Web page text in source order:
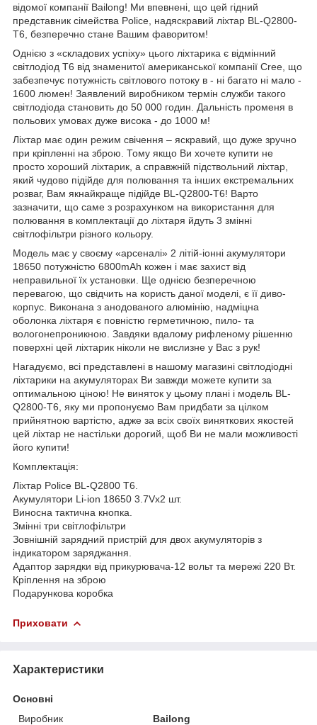
відомої компанії Bailong! Ми впевнені, що цей гідний
представник сімейства Police, надяскравий ліхтар BL-Q2800-
Т6, безперечно стане Вашим фаворитом!
Однією з «складових успіху» цього ліхтарика є відмінний
світлодіод Т6 від знаменитої американської компанії Cree, що
забезпечує потужність світлового потоку в - ні багато ні мало -
1600 люмен! Заявлений виробником термін служби такого
світлодіода становить до 50 000 годин. Дальність променя в
польових умовах дуже висока - до 1000 м!
Ліхтар має один режим свічення – яскравий, що дуже зручно
при кріпленні на зброю. Тому якщо Ви хочете купити не
просто хороший ліхтарик, а справжній підствольний ліхтар,
який чудово підійде для полювання та інших екстремальних
розваг, Вам якнайкраще підійде BL-Q2800-Т6! Варто
зазначити, що саме з розрахунком на використання для
полювання в комплектації до ліхтаря йдуть 3 змінні
світлофільтри різного кольору.
Модель має у своєму «арсеналі» 2 літій-іонні акумулятори
18650 потужністю 6800mAh кожен і має захист від
неправильної їх установки. Ще однією безперечною
перевагою, що свідчить на користь даної моделі, є її диво-
корпус. Виконана з анодованого алюмінію, надміцна
оболонка ліхтаря є повністю герметичною, пило- та
вологонепроникною. Завдяки вдалому рифленому рішенню
поверхні цей ліхтарик ніколи не вислизне у Вас з рук!
Нагадуємо, всі представлені в нашому магазині світлодіодні
ліхтарики на акумуляторах Ви завжди можете купити за
оптимальною ціною! Не виняток у цьому плані і модель BL-
Q2800-Т6, яку ми пропонуємо Вам придбати за цілком
прийнятною вартістю, адже за всіх своїх виняткових якостей
цей ліхтар не настільки дорогий, щоб Ви не мали можливості
його купити!
Комплектація:
Ліхтар Police BL-Q2800 Т6.
Акумулятори Li-ion 18650 3.7Vх2 шт.
Виносна тактична кнопка.
Змінні три світлофільтри
Зовнішній зарядний пристрій для двох акумуляторів з
індикатором заряджання.
Адаптор зарядки від прикурювача-12 вольт та мережі 220 Вт.
Кріплення на зброю
Подарункова коробка
Приховати
Характеристики
Основні
Виробник
Bailong